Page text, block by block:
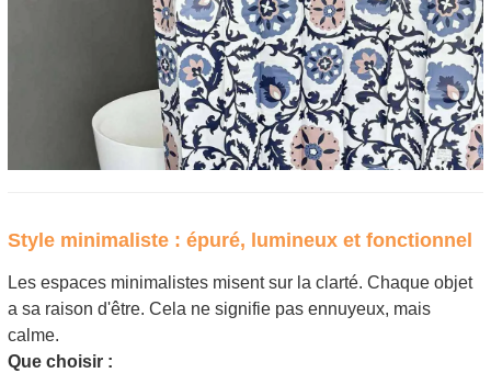
Style minimaliste : épuré, lumineux et fonctionnel
Les espaces minimalistes misent sur la clarté. Chaque objet
a sa raison d'être. Cela ne signifie pas ennuyeux, mais
calme.
Que choisir :